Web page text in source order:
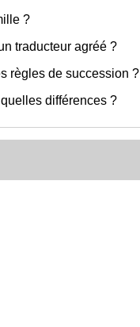
?
traducteur agréé ?
règles de succession ?
différences ?